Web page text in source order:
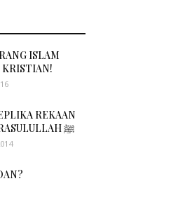
ISLAM
REKAAN
DALAMAN RUMAH RASULULLAH ﷺ